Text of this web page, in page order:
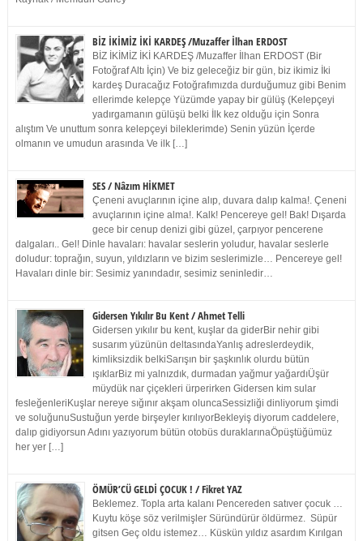
BİZ İKİMİZ İKİ KARDEŞ /Muzaffer İlhan ERDOST
BİZ İKİMİZ İKİ KARDEŞ /Muzaffer İlhan ERDOST (Bir
Fotoğraf Altı İçin) Ve biz geleceğiz bir gün, biz ikimiz İki
kardeş Duracağız Fotoğrafımızda durduğumuz gibi Benim
ellerimde kelepçe Yüzümde yapay bir gülüş (Kelepçeyi
yadırgamanın gülüşü belki İlk kez olduğu için Sonra
alıştım Ve unuttum sonra kelepçeyi bileklerimde) Senin yüzün İçerde
olmanın ve umudun arasında Ve ilk […]
SES / Nâzım HİKMET
Çeneni avuçlarının içine alıp, duvara dalıp kalma!. Çeneni
avuçlarının içine alma!. Kalk! Pencereye gel! Bak! Dışarda
gece bir cenup denizi gibi güzel, çarpıyor pencerene
dalgaları.. Gel! Dinle havaları: havalar seslerin yoludur, havalar seslerle
doludur: toprağın, suyun, yıldızların ve bizim seslerimizle… Pencereye gel!
Havaları dinle bir: Sesimiz yanındadır, sesimiz seninledir…
Gidersen Yıkılır Bu Kent / Ahmet Telli
Gidersen yıkılır bu kent, kuşlar da giderBir nehir gibi
susarım yüzünün deltasındaYanlış adreslerdeydik,
kimliksizdik belkiSarışın bir şaşkınlık olurdu bütün
ışıklarBiz mi yalnızdık, durmadan yağmur yağardıÜşür
müydük nar çiçekleri ürperirken Gidersen kim sular
fesleğenleriKuşlar nereye sığınır akşam oluncaSessizliği dinliyorum şimdi
ve soluğunuSustuğun yerde birşeyler kırılıyorBekleyiş diyorum caddelere,
dalıp gidiyorsun Adını yazıyorum bütün otobüs duraklarınaÖpüştüğümüz
her yer […]
ÖMÜR’CÜ GELDİ ÇOCUK ! / Fikret YAZ
Beklemez. Topla arta kalanı Pencereden satıver çocuk …
Kuytu köşe söz verilmişler Süründürür öldürmez. Süpür
gitsen Geç oldu istemez… Küskün yıldız asardım Kırılgan